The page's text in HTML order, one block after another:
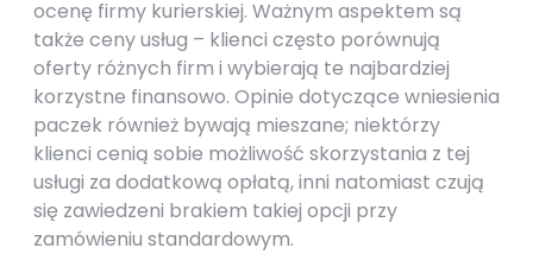
ocenę firmy kurierskiej. Ważnym aspektem są
także ceny usług – klienci często porównują
oferty różnych firm i wybierają te najbardziej
korzystne finansowo. Opinie dotyczące wniesienia
paczek również bywają mieszane; niektórzy
klienci cenią sobie możliwość skorzystania z tej
usługi za dodatkową opłatą, inni natomiast czują
się zawiedzeni brakiem takiej opcji przy
zamówieniu standardowym.